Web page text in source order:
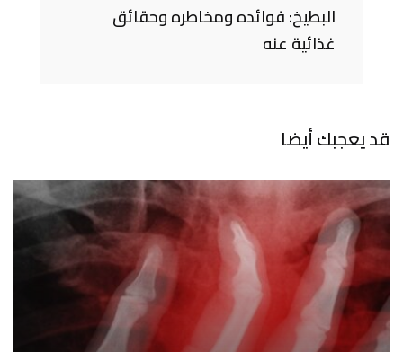
البطيخ: فوائده ومخاطره وحقائق
غذائية عنه
قد يعجبك أيضا